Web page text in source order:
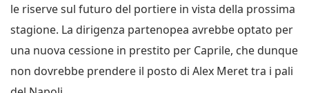
le riserve sul futuro del portiere in vista della prossima
stagione. La dirigenza partenopea avrebbe optato per
una nuova cessione in prestito per Caprile, che dunque
non dovrebbe prendere il posto di Alex Meret tra i pali